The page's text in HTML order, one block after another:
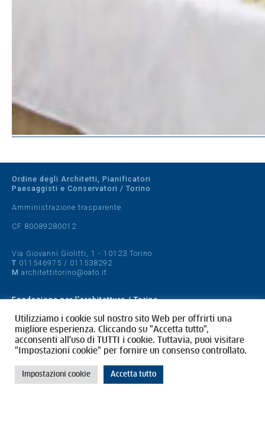
Ordine degli Architetti, Pianificatori
Paesaggisti e Conservatori / Torino
Amministrazione trasparente
CF 80089280012
Via Giovanni Giolitti, 1 - 10123 Torino
T 011546975 / 011538292
M architettitorino@oato.it
Fondazione per l'architettura / Torino
Designed by quattrolinee.it
Cookie Policy
Privacy Policy
Utilizziamo i cookie sul nostro sito Web per offrirti una
migliore esperienza. Cliccando su "Accetta tutto",
acconsenti all'uso di TUTTI i cookie. Tuttavia, puoi visitare
"Impostazioni cookie" per fornire un consenso controllato.
Impostazioni cookie Accetta tutto